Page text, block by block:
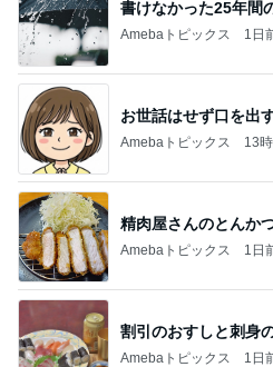
書けなかった25年間
Amebaトピックス 1日
お世話はせず口を出
Amebaトピックス 13
精肉屋さんのとんか
Amebaトピックス 1日
割引のおすしと刺身
Amebaトピックス 1日